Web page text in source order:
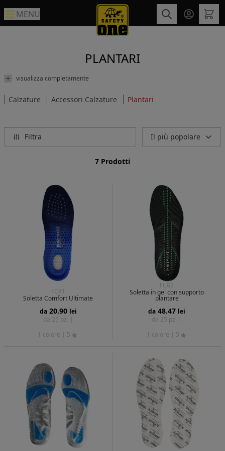
MENU
PLANTARI
visualizza completamente
Calzature Accessori Calzature Plantari
Filtra Il più popolare
7 Prodotti
FC81
Soletta Comfort Ultimate
da 20.90 lei
da 25 pz. |
1 colore
| 5
FC82
Soletta in gel con supporto
plantare
da 48.47 lei
da 25 pz. |
1 colore
| 5